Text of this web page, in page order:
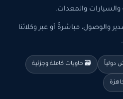
والسيارات والمعدات.
والوصول، مباشرةً أو عبر وكلائنا
🗃️ حاويات كاملة وجزئية